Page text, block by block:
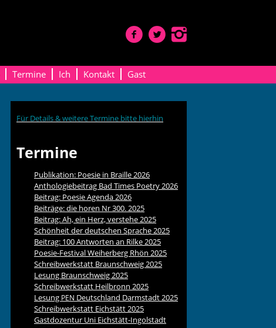
Termine Ich Kontakt
Gast
Für Details & weitere Termine bitte hierhin
Termine
Publikation: Poesie in Braille 2026
Anthologiebeitrag Bad Times Poetry 2026
Beitrag: Poesie Agenda 2026
Beiträge: die horen Nr 300. 2025
Beitrag: Ah, ein Herz, verstehe 2025
Schönheit der deutschen Sprache 2025
Beitrag: 100 Antworten an Rilke 2025
Poesie-Festival Weiherberg Rhön 2025
Schreibwerkstatt Braunschweig 2025
Lesung Braunschweig 2025
Schreibwerkstatt Heilbronn 2025
Lesung PEN Deutschland Darmstadt 2025
Schreibwerkstatt Eichstätt 2025
Gastdozentur Uni Eichstätt-Ingolstadt